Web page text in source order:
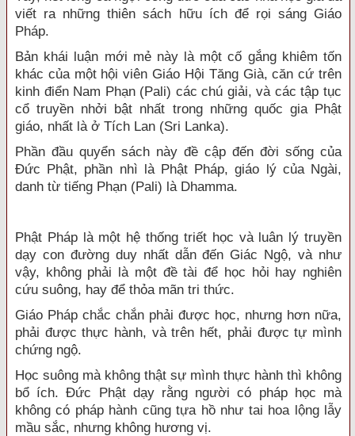
viết ra những thiên sách hữu ích để rọi sáng Giáo
Pháp.
Bản khái luận mới mẻ này là một cố gắng khiêm tốn
khác của một hội viên Giáo Hội Tăng Già, căn cứ trên
kinh điển Nam Phạn (Pali) các chú giải, và các tập tục
cổ truyền nhởi bật nhất trong những quốc gia Phật
giáo, nhất là ở Tích Lan (Sri Lanka).
Phần đầu quyển sách này đề cập đến đời sống của
Đức Phật, phần nhì là Phật Pháp, giáo lý của Ngài,
danh từ tiếng Phạn (Pali) là Dhamma.
Phật Pháp là một hệ thống triết học và luân lý truyền
dạy con đường duy nhất dẫn đến Giác Ngộ, và như
vậy, không phải là một đề tài để học hỏi hay nghiên
cứu suông, hay để thỏa mãn tri thức.
Giáo Pháp chắc chắn phải được học, nhưng hơn nữa,
phải được thực hành, và trên hết, phải được tự mình
chứng ngộ.
Học suông mà không thật sự mình thực hành thì không
bổ ích. Đức Phật dạy rằng người có pháp học mà
không có pháp hành cũng tựa hồ như tai hoa lộng lẫy
mầu sắc, nhưng không hương vị.